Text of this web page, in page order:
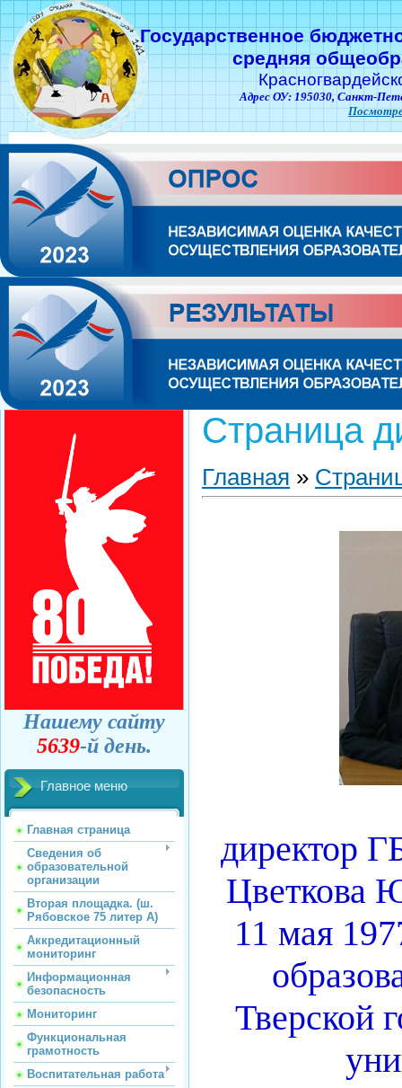
Государственное
средняя
Адрес ОУ: 195030, Санкт-
Нашему сайту
5639-й день.
Главное меню
Главная страница
Сведения об
образовательной
организации
Вторая площадка. (ш.
Рябовское 75 литер А)
Аккредитационный
мониторинг
Информационная
безопасность
Мониторинг
Функциональная
грамотность
Воспитательная работа
Страница
Главная »
директор
Цветкова
11 мая
Тверской